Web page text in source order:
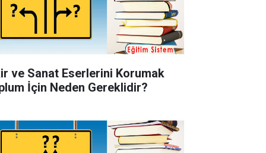
ve Sanat Eserlerini Korumak
İçin Neden Gereklidir?